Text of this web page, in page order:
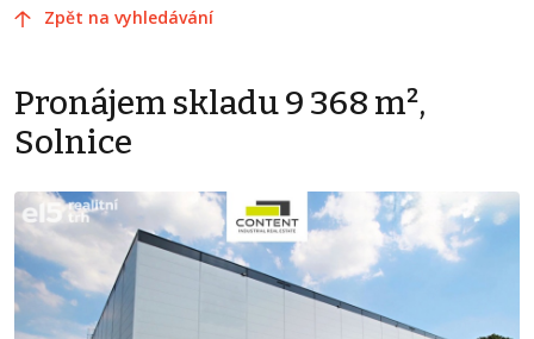
Zpět na vyhledávání
Pronájem skladu 9 368 m²,
Solnice